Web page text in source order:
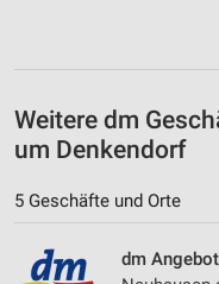
Weitere dm
um Denkendorf
5 Geschäfte und Orte
dm